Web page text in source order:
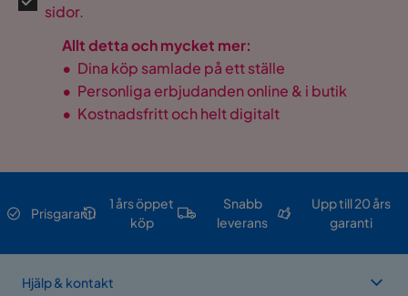
sidor.
Allt detta och mycket mer:
• Dina köp samlade på ett ställe
• Personliga erbjudanden online & i butik
• Kostnadsfritt och helt digitalt
Prisgaranti
1 års öppet
köp
Snabb
leverans
Upp till 20 års
garanti
Hjälp & kontakt